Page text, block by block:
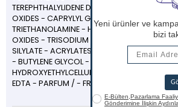
TEREPHTHALYLIDENE DICAMPHOR SULFONIC
OXIDES - CAPRYLYL GLYCOL - PENTYLENE -
TRIETHANOLAMINE - HYDROLYZED RICE
OXIDES - TRISODIUM ETHYLENEDIAMINE -
SILYLATE - ACRYLATES / C10-30 - ALKYL
- BUTYLENE GLYCOL - CI 77499 / IRON
HYDROXYETHYLCELLULOSE - VITREOSCILLA
EDTA - PARFUM / - FRAGRANCE.